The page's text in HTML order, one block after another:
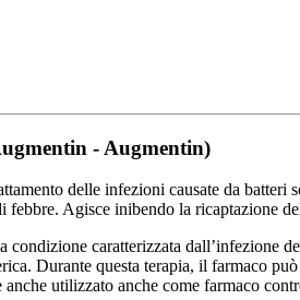
- Augmentin)
delle infezioni causate da
Agisce inibendo la ricaptazione
caratterizzata dall’infezione
Durante questa terapia, il farmaco
utilizzato anche come farmaco